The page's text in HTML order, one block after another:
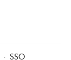
· SSO